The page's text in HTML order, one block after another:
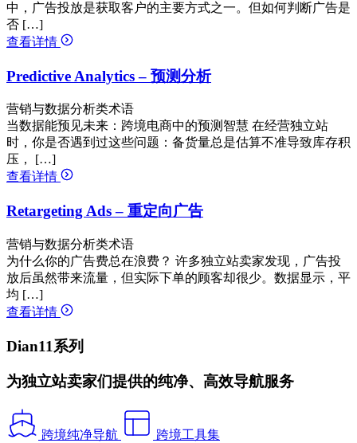
中，广告投放是获取客户的主要方式之一。但如何判断广告是
否 […]
查看详情
Predictive Analytics – 预测分析
营销与数据分析类术语
当数据能预见未来：跨境电商中的预测智慧 在经营独立站
时，你是否遇到过这些问题：备货量总是估算不准导致库存积
压， […]
查看详情
Retargeting Ads – 重定向广告
营销与数据分析类术语
为什么你的广告费总在浪费？ 许多独立站卖家发现，广告投
放后虽然带来流量，但实际下单的顾客却很少。数据显示，平
均 […]
查看详情
Dian11系列
为独立站卖家们提供的纯净、高效导航服务
跨境纯净导航 跨境工具集